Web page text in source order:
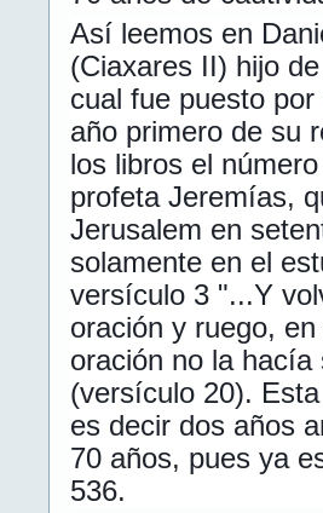
Así leemos en
(Ciaxares II) hijo
cual fue puesto
año primero de su
los libros el
profeta Jeremías,
Jerusalem en
solamente en el
versículo 3 "...Y
oración y ruego,
oración no la
(versículo 20).
es decir dos años
70 años, pues ya
536.